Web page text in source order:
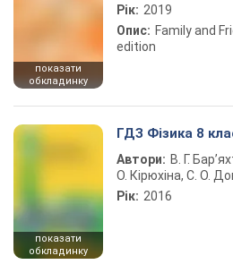
показати
обкладинку
Рік: 2019
Опис: Family and
edition
показати
обкладинку
ГДЗ Фізика 8
Автори: В. Г.
О. Кірюхіна, С. О.
Рік: 2016